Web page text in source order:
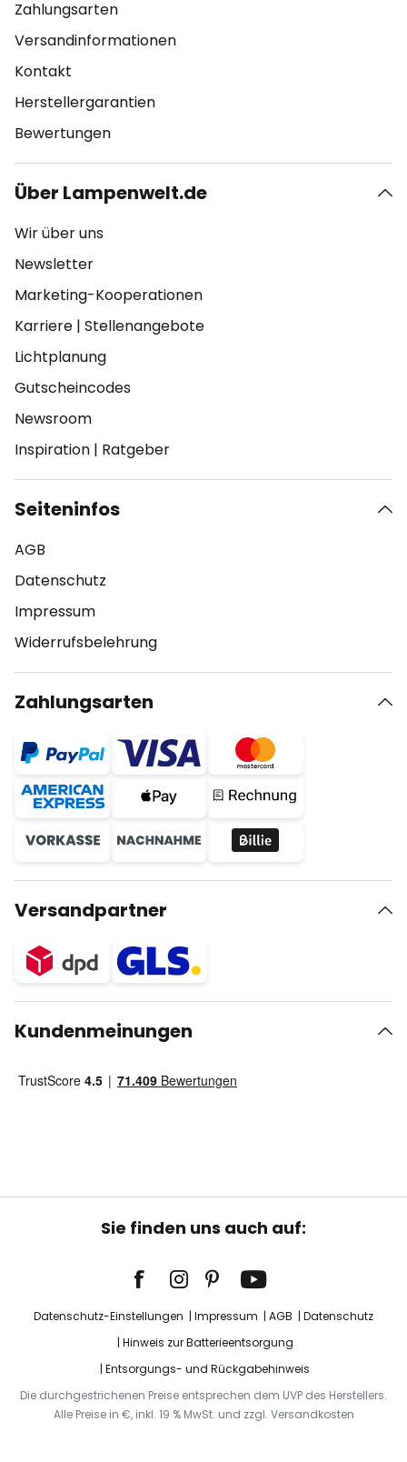
Zahlungsarten
Versandinformationen
Kontakt
Herstellergarantien
Bewertungen
Über Lampenwelt.de
Wir über uns
Newsletter
Marketing-Kooperationen
Karriere | Stellenangebote
Lichtplanung
Gutscheincodes
Newsroom
Inspiration | Ratgeber
Seiteninfos
AGB
Datenschutz
Impressum
Widerrufsbelehrung
Zahlungsarten
Versandpartner
Kundenmeinungen
Sie finden uns auch auf:
Datenschutz-Einstellungen Impressum AGB
Datenschutz
Hinweis zur Batterieentsorgung
Entsorgungs- und Rückgabehinweis
Die durchgestrichenen Preise entsprechen dem UVP des Herstellers.
Alle Preise in €, inkl. 19 % MwSt. und zzgl. Versandkosten